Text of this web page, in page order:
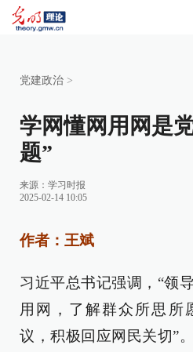
党建政治 >
学网懂网用网是
题”
来源： 学习时报
2025-02-14 10:05
作者：王斌
习近平总书记强调，“领
用网，了解群众所思所
议，积极回应网民关切”